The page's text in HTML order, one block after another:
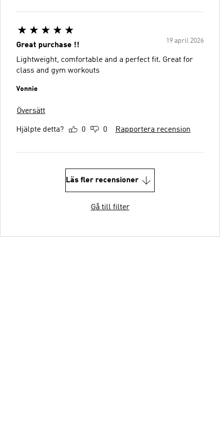
19 april 2026
Great purchase !!
Lightweight, comfortable and a perfect fit. Great for
class and gym workouts
Vonnie
Översätt
Hjälpte detta? 0 0 Rapportera recension
Läs fler recensioner
Gå till filter